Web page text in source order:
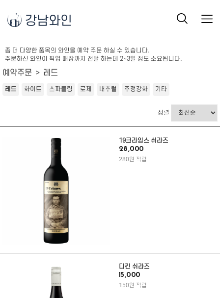
강남와인
좀 더 다양한 품목의 와인을 예약 주문 하실 수 있습니다.
주문하신 와인이 픽업 매장까지 전달 하는데 2~3일 정도 소요됩니다.
예약주문 레드
레드 화이트 스파클링 로제 내추럴 주정강화 기타
정렬
19크라임스 쉬라즈
28,000
280원 적립
디킨 쉬라즈
15,000
150원 적립